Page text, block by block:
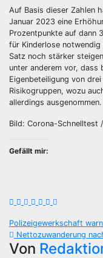
Auf Basis dieser Zahlen
Januar 2023 eine
Prozentpunkte auf dann
für Kinderlose
Satz noch stärker
unter anderem vor, dass
Eigenbeteiligung von
Risikogruppen, wozu
allerdings ausgenommen.
Bild: Corona-
Gefällt mir:
Polizeigewerkschaft
Nettozuwanderung
Von